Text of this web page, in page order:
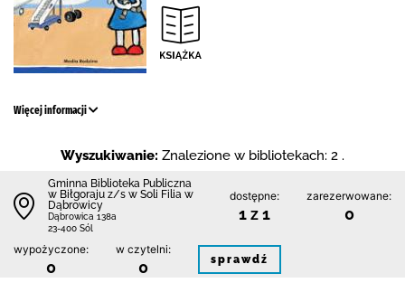
Więcej informacji
Wyszukiwanie: Znalezione w bibliotekach: 2 .
Gminna Biblioteka Publiczna
w Biłgoraju z/s w Soli Filia w
Dąbrowicy
Dąbrowica 138a
23-400 Sól
dostępne:
1 z 1
zarezerwowane:
0
wypożyczone:
0
w czytelni:
0 sprawdź